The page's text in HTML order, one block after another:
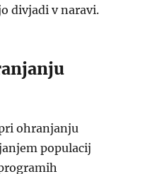
divjadi v naravi.
ohranjanju
populacij